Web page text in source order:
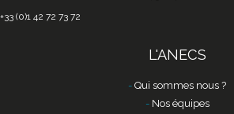
+33 (0)1 42 72 73 72
L'ANECS
Qui sommes nous ?
Nos équipes